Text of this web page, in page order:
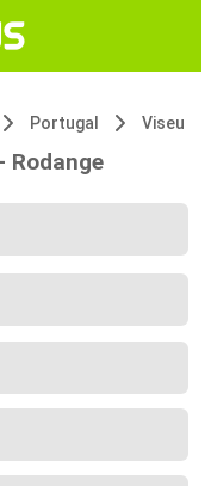
Portugal Viseu
Rodange